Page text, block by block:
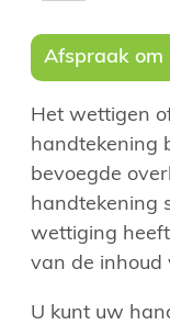
Afspraak
Het wettigen
handtekening
bevoegde
handtekening
wettiging
van de inhoud
U kunt uw